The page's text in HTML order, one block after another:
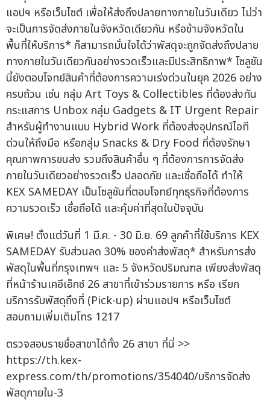
แอปฯ หรือเว็บไซต์ เพื่อให้ส่งถึงปลายทางภายในวันเดียว ไม่ว่า
จะเป็นการจัดส่งภายในจังหวัดเดียวกัน หรือข้ามจังหวัดใน
พื้นที่ให้บริการ* ก็สามารถมั่นใจได้ว่าพัสดุจะถูกจัดส่งถึงปลาย
ทางภายในวันเดียวกันอย่างรวดเร็วและมีประสิทธิภาพ* โซลูชัน
นี้ยังตอบโจทย์สินค้าที่ต้องการความเร่งด่วนในยุค 2026 อย่าง
ครบถ้วน เช่น กลุ่ม Art Toys & Collectibles ที่ต้องส่งทัน
กระแสการ Unbox กลุ่ม Gadgets & IT Urgent Repair
สำหรับผู้ทำงานแบบ Hybrid Work ที่ต้องส่งอุปกรณ์ไอที
ด่วนให้ถึงมือ หรือกลุ่ม Snacks & Dry Food ที่ต้องรักษา
คุณภาพการขนส่ง รวมถึงสินค้าอื่น ๆ ที่ต้องการการจัดส่ง
ภายในวันเดียวอย่างรวดเร็ว ปลอดภัย และเชื่อถือได้ ทำให้
KEX SAMEDAY เป็นโซลูชันที่ตอบโจทย์ทุกธุรกิจที่ต้องการ
ความรวดเร็ว เชื่อถือได้ และคุ้มค่าที่สุดในปัจจุบัน
พิเศษ! ตั้งแต่วันที่ 1 มี.ค. - 30 มิ.ย. 69 ลูกค้าที่ใช้บริการ KEX
SAMEDAY รับส่วนลด 30% ของค่าส่งพัสดุ* สำหรับการส่ง
พัสดุในพื้นที่กรุงเทพฯ และ 5 จังหวัดปริมณฑล เพียงส่งพัสดุ
ที่หน้าร้านเคอีเอ็กซ์ 26 สาขาที่เข้าร่วมรายการ หรือ เรียก
บริการรับพัสดุถึงที่ (Pick-up) ผ่านแอปฯ หรือเว็บไซต์
สอบถามเพิ่มเติมโทร 1217
ตรวจสอบรายชื่อสาขาได้ทั้ง 26 สาขา ที่นี่ >>
https://th.kex-
express.com/th/promotions/354040/บริการจัดส่ง
พัสดุภายใน-3